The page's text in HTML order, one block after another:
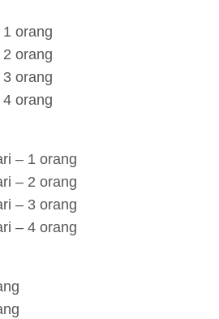
orang
orang
orang
orang
– 1 orang
– 2 orang
– 3 orang
– 4 orang